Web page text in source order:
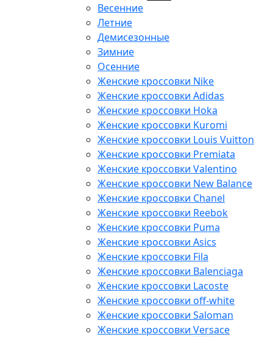
Весенние
Летние
Демисезонные
Зимние
Осенние
Женские кроссовки Nike
Женские кроссовки Adidas
Женские кроссовки Hoka
Женские кроссовки Kuromi
Женские кроссовки Louis Vuitton
Женские кроссовки Premiata
Женские кроссовки Valentino
Женские кроссовки New Balance
Женские кроссовки Chanel
Женские кроссовки Reebok
Женские кроссовки Puma
Женские кроссовки Asics
Женские кроссовки Fila
Женские кроссовки Balenciaga
Женские кроссовки Lacoste
Женские кроссовки off-white
Женские кроссовки Saloman
Женские кроссовки Versace